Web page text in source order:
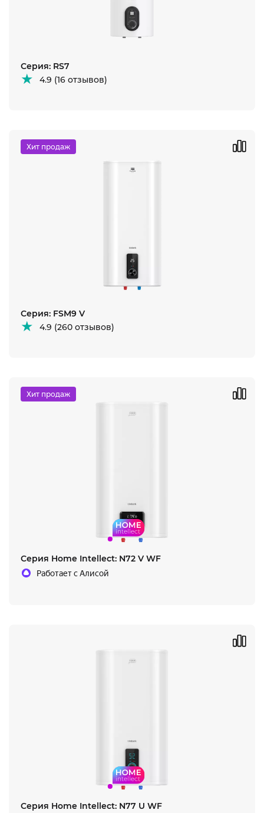
Серия: RS7
4.9 (16 отзывов)
Хит продаж
Серия: FSM9 V
4.9 (260 отзывов)
Хит продаж
Серия Home Intellect: N72 V WF
Работает с Алисой
Cерия Home Intellect: N77 U WF